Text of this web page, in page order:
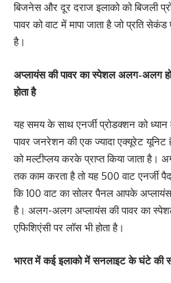
बिजनेस और दूर दराज इलाको को बिजली
पावर को वाट में मापा जाता है जो प्रति
है।
अप्लायंस की पावर का स्पेशल अलग-अलग
होता है
यह समय के साथ एनर्जी प्रोडक्शन को
पावर जनरेशन की एक ज्यादा एक्यूरेट यूनिट
को मल्टीप्लय करके प्राप्त किया जाता
तक काम करता है तो यह 500 वाट एनर्जी
कि 100 वाट का सोलर पैनल आपके
है। अलग-अलग अप्लायंस की पावर का
एफिशिएंसी पर लॉस भी होता है।
भारत में कई इलाको में सनलाइट के घंटे की